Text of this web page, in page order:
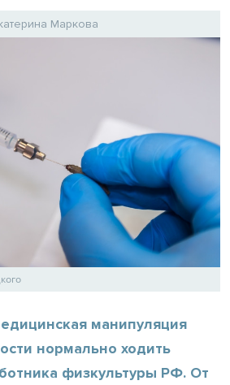
Маркова
манипуляция
нормально ходить
физкультуры РФ. От